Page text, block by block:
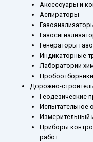
Аксессуары и
Аспираторы
Генераторы
Индикаторные
Лаборатории
Дорожно-
Геодезические
Испытательное
Измерительный
Приборы
работ